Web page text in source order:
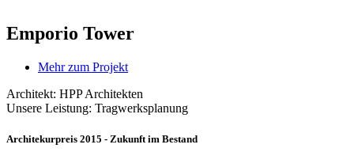
Emporio Tower
Mehr zum Projekt
Architekt: HPP Architekten
Unsere Leistung: Tragwerksplanung
Architekurpreis 2015 - Zukunft im Bestand